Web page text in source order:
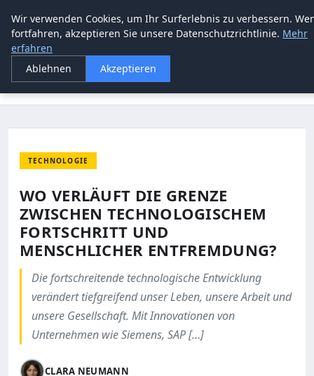
ALANUS PHILOSOPHIE
STARTSEITE
TECHNOLOGIE
WO VERLÄUFT DIE GRENZE ZWISCHEN TECHNOLOGISCHEM
TECHNOLOGIE
WO VERLÄUFT DIE GRENZE
ZWISCHEN TECHNOLOGISCHEM
FORTSCHRITT UND
MENSCHLICHER ENTFREMDUNG?
Die fortschreitende technologische Entwicklung
verändert tiefgreifend unser Leben, unsere Arbeit und
unsere Gesellschaft. Mit Innovationen von
Unternehmen wie Siemens, SAP […]
CLARA NEUMANN
Wir verwenden Cookies, um Ihr Surferlebnis zu verbessern.
fortfahren, akzeptieren Sie unsere Datenschutzrichtlinie. Mehr
erfahren
Ablehnen
Akzeptieren